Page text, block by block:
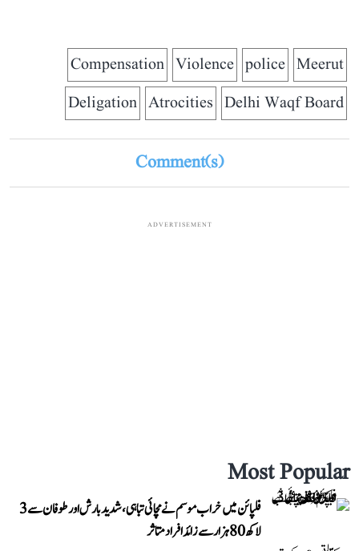
Meerut
police
Violence
Compensation
Delhi Waqf Board
Atrocities
Deligation
Comment(s)
ADVERTISEMENT
Most Popular
فلپائن میں خراب موسم نے مچائی تباہی، شدید بارش اور طوفان سے 3
لاکھ 80 ہزار سے زائد افراد متاثر